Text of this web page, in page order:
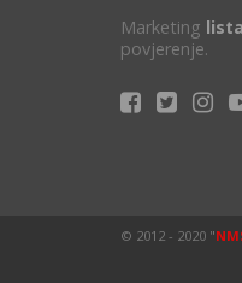
Marketing
povjerenje.
© 2012 - 2020 "